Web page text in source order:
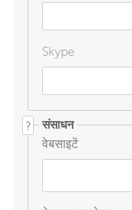
Skype
संसाधन
?
वेबसाइटें